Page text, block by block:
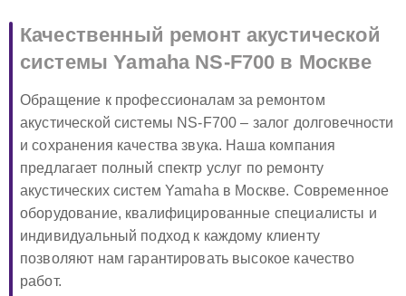
Качественный ремонт акустической
системы Yamaha NS-F700 в Москве
Обращение к профессионалам за ремонтом
акустической системы NS-F700 – залог долговечности
и сохранения качества звука. Наша компания
предлагает полный спектр услуг по ремонту
акустических систем Yamaha в Москве. Современное
оборудование, квалифицированные специалисты и
индивидуальный подход к каждому клиенту
позволяют нам гарантировать высокое качество
работ.